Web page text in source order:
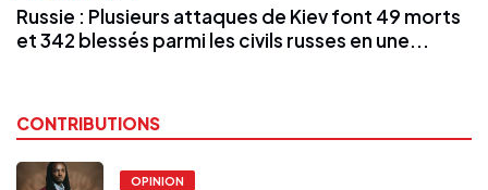
Russie : Plusieurs attaques de Kiev font 49 morts
et 342 blessés parmi les civils russes en une...
CONTRIBUTIONS
OPINION